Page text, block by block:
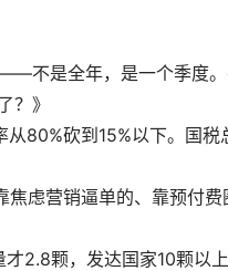
不是全年，是一个季度
？》
80%砍到15%以下。国
焦虑营销逼单的、靠预付
2.8颗，发达国家10颗